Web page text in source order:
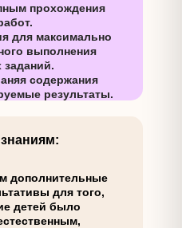
дополнительные
для того,
детей было
прохождения
для максимально
выполнения
заданий.
содержания
результаты.